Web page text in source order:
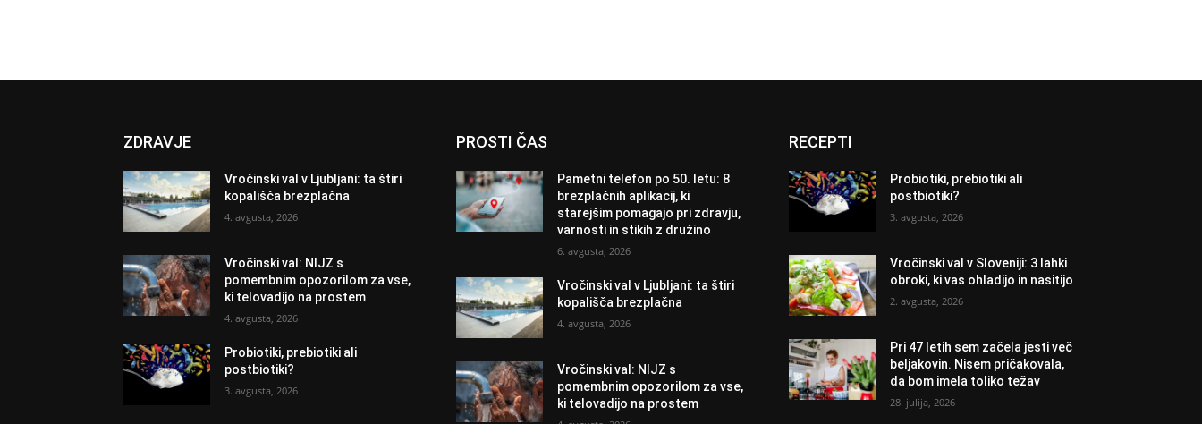
ZDRAVJE
Vročinski val v Ljubljani: ta štiri
kopališča brezplačna
4. avgusta, 2026
Vročinski val: NIJZ s
pomembnim opozorilom za vse,
ki telovadijo na prostem
4. avgusta, 2026
Probiotiki, prebiotiki ali
postbiotiki?
3. avgusta, 2026
PROSTI ČAS
Pametni telefon po 50. letu: 8
brezplačnih aplikacij, ki
starejšim pomagajo pri zdravju,
varnosti in stikih z družino
6. avgusta, 2026
Vročinski val v Ljubljani: ta štiri
kopališča brezplačna
4. avgusta, 2026
Vročinski val: NIJZ s
pomembnim opozorilom za vse,
ki telovadijo na prostem
RECEPTI
Probiotiki, prebiotiki ali
postbiotiki?
3. avgusta, 2026
Vročinski val v Sloveniji: 3 lahki
obroki, ki vas ohladijo in nasitijo
2. avgusta, 2026
Pri 47 letih sem začela jesti več
beljakovin. Nisem pričakovala,
da bom imela toliko težav
28. julija, 2026